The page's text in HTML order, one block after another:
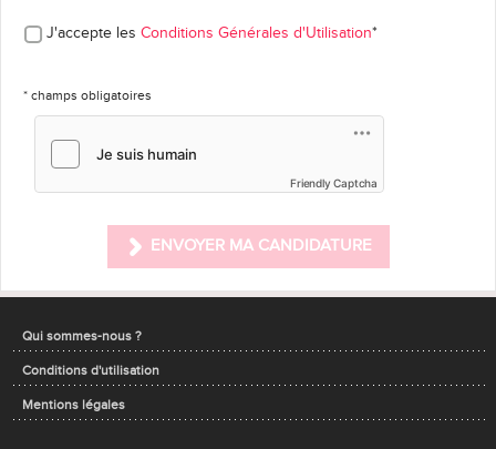
J'accepte les Conditions Générales d'Utilisation*
* champs obligatoires
Friendly Captcha
ENVOYER MA CANDIDATURE
Qui sommes-nous ?
Conditions d'utilisation
Mentions légales